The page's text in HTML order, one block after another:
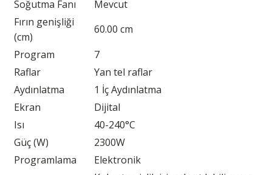
Soğutma Fanı
Mevcut
Fırın genişliği
(cm)
60.00 cm
Program
7
Raflar
Yan tel raflar
Aydınlatma
1 İç Aydınlatma
Ekran
Dijital
Isı
40-240°C
Güç (W)
2300W
Programlama
Elektronik